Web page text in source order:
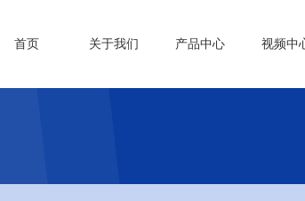
首页 关于我们 产品中心 视频中